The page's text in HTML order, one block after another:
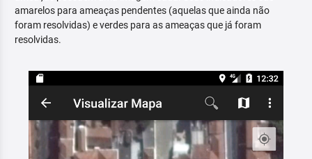
amarelos para ameaças pendentes (aquelas que ainda não
foram resolvidas) e verdes para as ameaças que já foram
resolvidas.